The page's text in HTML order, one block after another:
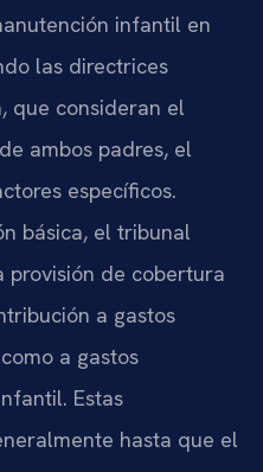
infantil en
las directrices
que consideran el
ambos padres, el
específicos.
básica, el tribunal
de cobertura
a gastos
a gastos
Estas
hasta que el